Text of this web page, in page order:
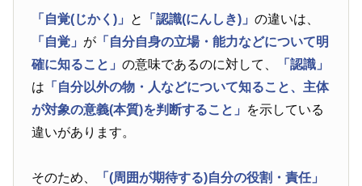
「自覚(じかく)」 と 「認識(にんしき)」の違いは、
「自覚」 が 「自分自身の立場・能力などについて明
確に知ること」の意味であるのに対して、
「認識」
は 「自分以外の物・人などについて知ること、主体
が対象の意義(本質)を判断すること」 を示している
違いがあります。
そのため、
「(周囲が期待する)自分の役割・責任」